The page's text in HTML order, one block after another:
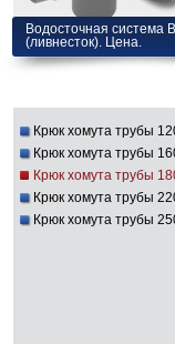
Водосточная система
(ливнесток). Цена.
Крюк хомута трубы
Крюк хомута трубы
Крюк хомута трубы
Крюк хомута трубы
Крюк хомута трубы